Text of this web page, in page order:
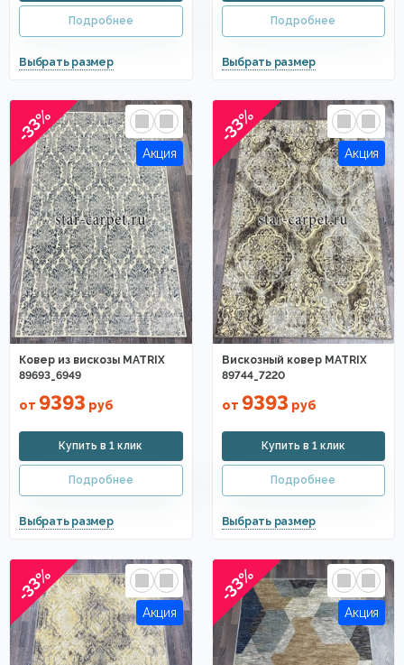
-33%
Ковер из вискозы MATRIX
89693_6949
от 9393 руб
-33%
Вискозный ковер MATRIX
89744_7220
от 9393 руб
-33% -33%